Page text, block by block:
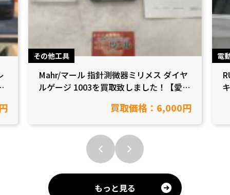
その他工具
Mahr/マール 指針測微器ミリメス ダイヤ
ルゲージ 1003を買取致しました！【愛知
買取価格：6,000円
電
もっと見る